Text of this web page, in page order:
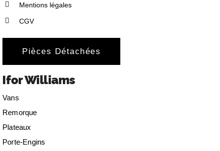
Mentions légales
CGV
Pièces Détachées
Ifor Williams
Vans
Remorque
Plateaux
Porte-Engins